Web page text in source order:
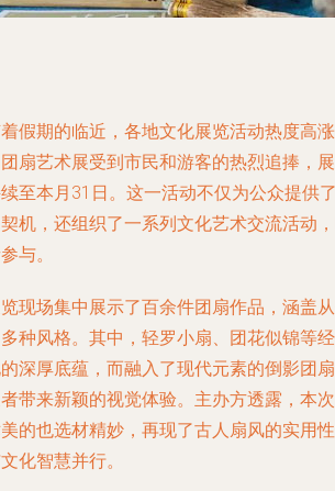
假期的临近，各地文化展览活动热度高
扇艺术展受到市民和游客的热烈追捧，
至本月31日。这一活动不仅为公众提供
机，还组织了一系列文化艺术交流活动
与。
现场集中展示了百余件团扇作品，涵盖
种风格。其中，轻罗小扇、团花似锦等
深厚底蕴，而融入了现代元素的倒影团
带来新颖的视觉体验。主办方透露，本
的也选材精妙，再现了古人扇风的实用
化智慧并行。